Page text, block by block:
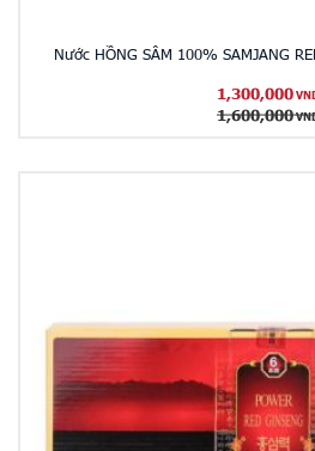
Nước HỒNG SÂM 100% SAMJANG
1,300,000
1,600,000